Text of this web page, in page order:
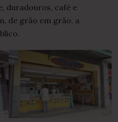
duradouros, café e
de grão em grão, a